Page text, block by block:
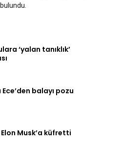
‘yalan tanıklık’
balayı pozu
Musk’a küfretti